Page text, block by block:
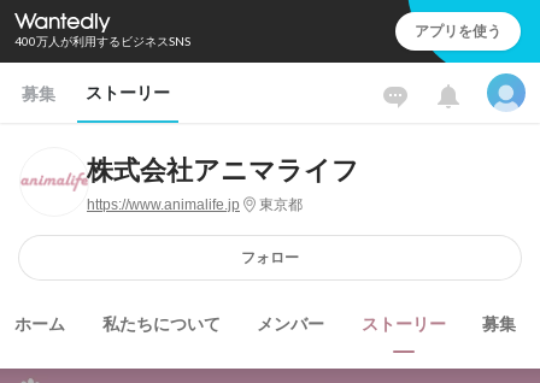
400万人が利用するビジネスSNS アプリを使う
募集 ストーリー
株式会社アニマライフ
https://www.animalife.jp 東京都
フォロー
ホーム 私たちについて メンバー ストーリー 募集